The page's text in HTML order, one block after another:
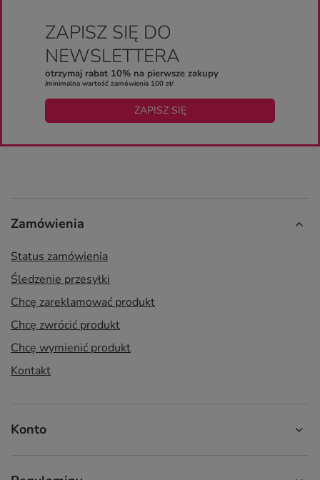
ZAPISZ SIĘ DO
NEWSLETTERA
otrzymaj rabat 10% na pierwsze zakupy
/minimalna wartość zamówienia 100 zł/
ZAPISZ SIĘ
Zamówienia
Status zamówienia
Śledzenie przesyłki
Chcę zareklamować produkt
Chcę zwrócić produkt
Chcę wymienić produkt
Kontakt
Konto